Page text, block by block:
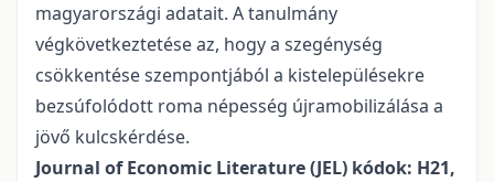
magyarországi adatait. A tanulmány
végkövetkeztetése az, hogy a szegénység
csökkentése szempontjából a kistelepülésekre
bezsúfolódott roma népesség újramobilizálása a
jövő kulcskérdése.
Journal of Economic Literature (JEL) kódok: H21,